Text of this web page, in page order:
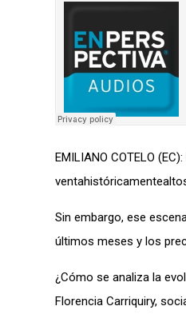
EMILIANO COTELO
Sin embargo, ese
últimos meses y los
¿Cómo se analiza la
Florencia Carriquiry,